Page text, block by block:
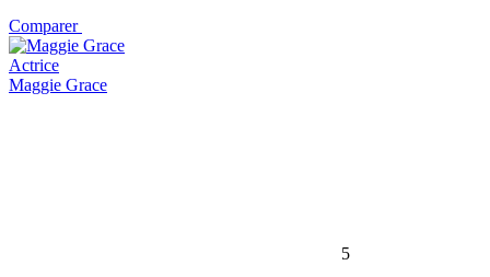
Comparer
Actrice
Maggie Grace
5